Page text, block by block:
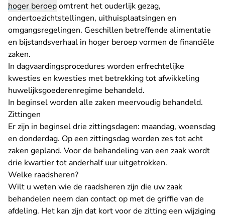
hoger beroepomtrent het ouderlijk gezag,
ondertoezichtstellingen, uithuisplaatsingen en
omgangsregelingen. Geschillen betreffende alimentatie
en bijstandsverhaal in hoger beroep vormen de financiële
zaken.
In dagvaardingsprocedures worden erfrechtelijke
kwesties en kwesties met betrekking tot afwikkeling
huwelijksgoederenregime behandeld.
In beginsel worden alle zaken meervoudig behandeld.
Zittingen
Er zijn in beginsel drie zittingsdagen: maandag, woensdag
en donderdag. Op een zittingsdag worden zes tot acht
zaken gepland. Voor de behandeling van een zaak wordt
drie kwartier tot anderhalf uur uitgetrokken.
Welke raadsheren?
Wilt u weten wie de raadsheren zijn die uw zaak
behandelen neem dan contactop met de griffie van de
afdeling. Het kan zijn dat kort voor de zitting een wijziging